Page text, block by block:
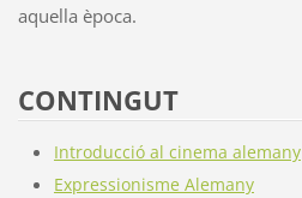
aquella època.
CONTINGUT
Introducció al cinema alemany
Expressionisme Alemany